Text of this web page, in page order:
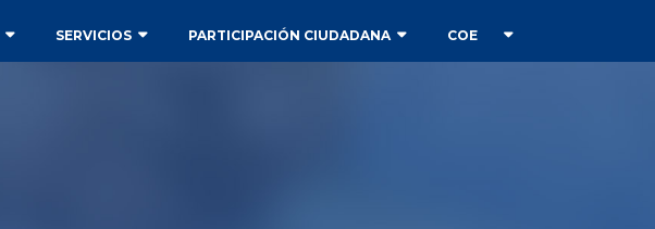
SERVICIOS PARTICIPACIÓN CIUDADANA COE